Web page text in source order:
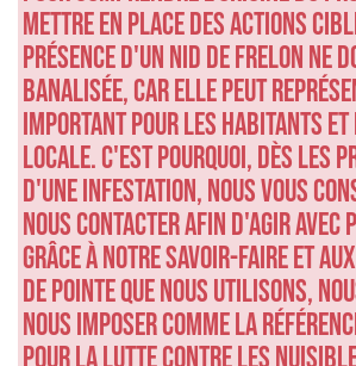
mettre en place des actions
présence d'un nid de frelon ne
banalisée, car elle peut
important pour les habitants
locale. C'est pourquoi, dès les
d'une infestation, nous vous
nous contacter afin d'agir avec
Grâce à notre savoir-faire et
de pointe que nous utilisons,
nous imposer comme la